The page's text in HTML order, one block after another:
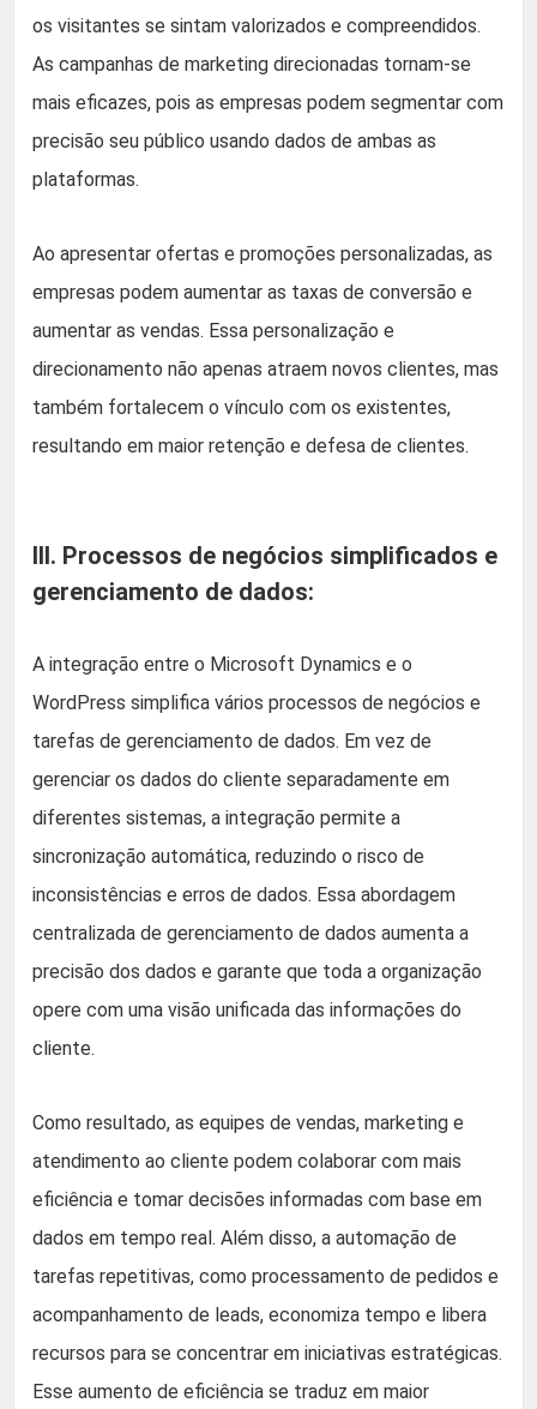
os visitantes se sintam valorizados e compreendidos.
As campanhas de marketing direcionadas tornam-se
mais eficazes, pois as empresas podem segmentar com
precisão seu público usando dados de ambas as
plataformas.
Ao apresentar ofertas e promoções personalizadas, as
empresas podem aumentar as taxas de conversão e
aumentar as vendas. Essa personalização e
direcionamento não apenas atraem novos clientes, mas
também fortalecem o vínculo com os existentes,
resultando em maior retenção e defesa de clientes.
III. Processos de negócios simplificados e
gerenciamento de dados:
A integração entre o Microsoft Dynamics e o
WordPress simplifica vários processos de negócios e
tarefas de gerenciamento de dados. Em vez de
gerenciar os dados do cliente separadamente em
diferentes sistemas, a integração permite a
sincronização automática, reduzindo o risco de
inconsistências e erros de dados. Essa abordagem
centralizada de gerenciamento de dados aumenta a
precisão dos dados e garante que toda a organização
opere com uma visão unificada das informações do
cliente.
Como resultado, as equipes de vendas, marketing e
atendimento ao cliente podem colaborar com mais
eficiência e tomar decisões informadas com base em
dados em tempo real. Além disso, a automação de
tarefas repetitivas, como processamento de pedidos e
acompanhamento de leads, economiza tempo e libera
recursos para se concentrar em iniciativas estratégicas.
Esse aumento de eficiência se traduz em maior